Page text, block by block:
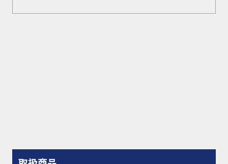
キャンペーン